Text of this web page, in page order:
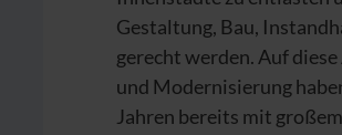
Gestaltung, Bau,
gerecht werden. Auf
und Modernisierung
Jahren bereits mit